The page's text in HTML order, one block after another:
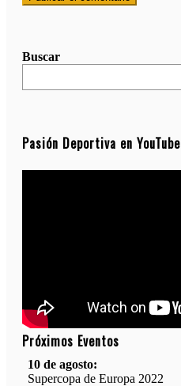
Buscar
Pasión Deportiva en YouTube
Próximos Eventos
10 de agosto:
Supercopa de Europa 2022